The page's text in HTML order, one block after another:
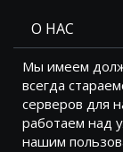
О НАС
Мы имеем
всегда
серверов для
работаем над
нашим